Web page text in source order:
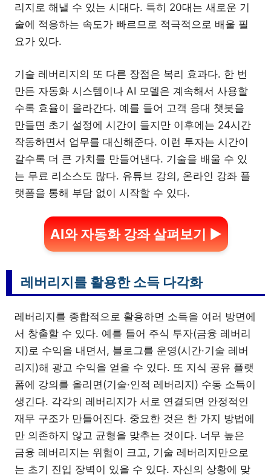
리지로 해낼 수 있는 시대다. 특히 20대는 새로운 기
술에 적응하는 속도가 빠르므로 적극적으로 배울 필
요가 있다.
기술 레버리지의 또 다른 장점은 복리 효과다. 한 번
만든 자동화 시스템이나 AI 모델은 계속해서 사용할
수록 효율이 올라간다. 예를 들어 고객 응대 챗봇을
만들면 초기 설정에 시간이 들지만 이후에는 24시간
작동하면서 업무를 대신해준다. 이런 투자는 시간이
갈수록 더 큰 가치를 만들어낸다. 기술을 배울 수 있
는 무료 리소스도 많다. 유튜브 강의, 온라인 강좌 플
랫폼을 통해 부담 없이 시작할 수 있다.
AI와 자동화 강좌 살펴보기 ▶
레버리지를 활용한 소득 다각화
레버리지를 종합적으로 활용하면 소득을 여러 방면에
서 창출할 수 있다. 예를 들어 주식 투자(금융 레버리
지)로 수익을 내면서, 블로그를 운영(시간·기술 레버
리지)해 광고 수익을 얻을 수 있다. 또 지식 공유 플랫
폼에 강의를 올리면(기술·인적 레버리지) 수동 소득이
생긴다. 각각의 레버리지가 서로 연결되면 안정적인
재무 구조가 만들어진다. 중요한 것은 한 가지 방법에
만 의존하지 않고 균형을 맞추는 것이다. 너무 높은
금융 레버리지는 위험이 크고, 기술 레버리지만으로
는 초기 진입 장벽이 있을 수 있다. 자신의 상황에 맞